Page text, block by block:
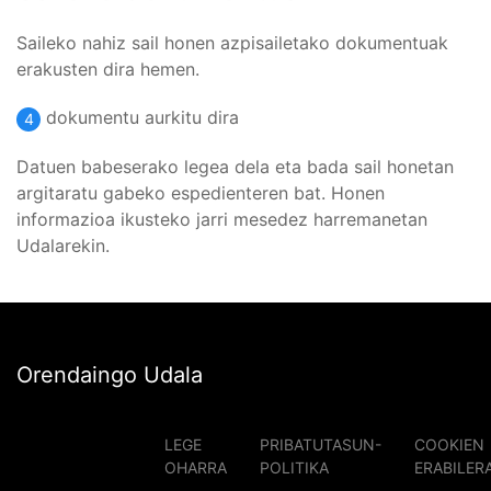
Saileko nahiz sail honen azpisailetako dokumentuak
erakusten dira hemen.
4 dokumentu aurkitu dira
Datuen babeserako legea dela eta bada sail honetan
argitaratu gabeko espedienteren bat. Honen
informazioa ikusteko jarri mesedez harremanetan
Udalarekin.
Orendaingo Udala
LEGE
OHARRA
PRIBATUTASUN-
POLITIKA
COOKIEN